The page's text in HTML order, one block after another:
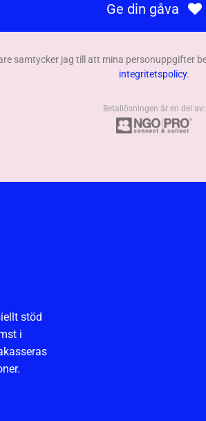
Ge din gåva
samtycker jag till att mina personuppgifter
integritetspolicy.
Betallösningen är en del av:
stöd
i